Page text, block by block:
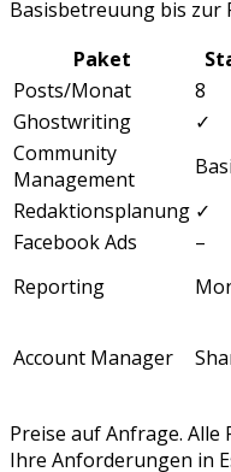
Basisbetreuung bis zur
Paket
Posts/Monat
8
Ghostwriting
✓
Community
Management
Redaktionsplanung ✓
Facebook Ads
–
Reporting
Account Manager
Preise auf Anfrage.
Ihre Anforderungen in